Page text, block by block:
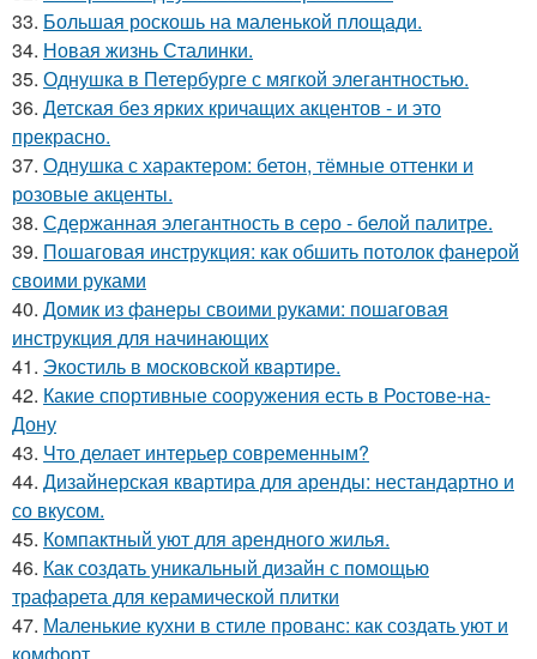
33. Большая роскошь на маленькой площади.
34. Новая жизнь Сталинки.
35. Однушка в Петербурге с мягкой элегантностью.
36. Детская без ярких кричащих акцентов - и это
прекрасно.
37. Однушка с характером: бетон, тёмные оттенки и
розовые акценты.
38. Сдержанная элегантность в серо - белой палитре.
39. Пошаговая инструкция: как обшить потолок фанерой
своими руками
40. Домик из фанеры своими руками: пошаговая
инструкция для начинающих
41. Экостиль в московской квартире.
42. Какие спортивные сооружения есть в Ростове-на-
Дону
43. Что делает интерьер современным?
44. Дизайнерская квартира для аренды: нестандартно и
со вкусом.
45. Компактный уют для арендного жилья.
46. Как создать уникальный дизайн с помощью
трафарета для керамической плитки
47. Маленькие кухни в стиле прованс: как создать уют и